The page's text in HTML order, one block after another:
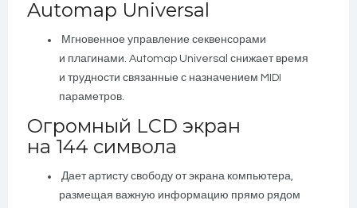
Automap Universal
Мгновенное управление секвенсорами
и плагинами. Automap Universal снижает время
и трудности связанные с назначением MIDI
параметров.
Огромный LCD экран
на 144 символа
Дает артисту свободу от экрана компьютера,
размещая важную информацию прямо рядом